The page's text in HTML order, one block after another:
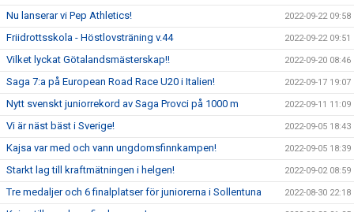
Nu lanserar vi Pep Athletics! 2022-09-22 09:58
Friidrottsskola - Höstlovsträning v.44 2022-09-22 09:51
Vilket lyckat Götalandsmästerskap!! 2022-09-20 08:46
Saga 7:a på European Road Race U20 i Italien! 2022-09-17 19:07
Nytt svenskt juniorrekord av Saga Provci på 1000 m 2022-09-11 11:09
Vi är näst bäst i Sverige! 2022-09-05 18:43
Kajsa var med och vann ungdomsfinnkampen! 2022-09-05 18:39
Starkt lag till kraftmätningen i helgen! 2022-09-02 08:59
Tre medaljer och 6 finalplatser för juniorerna i Sollentuna 2022-08-30 22:18